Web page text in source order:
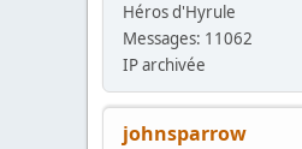
Héros d'Hyrule
Messages: 11062
IP archivée
johnsparrow